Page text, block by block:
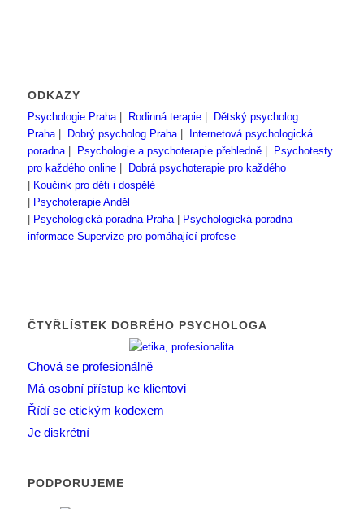
ODKAZY
Psychologie Praha| Rodinná terapie|
Dětský psycholog
Praha| Dobrý psycholog Praha|
Internetová psychologická
poradna| Psychologie a psychoterapie přehledně|
Psychotesty
pro každého online|
Dobrá psychoterapie pro každého
Koučink pro děti i dospělé
Psychoterapie Anděl
Psychologická poradna Praha|
Psychologická poradna -
informace Supervize pro pomáhající profese
ČTYŘLÍSTEK DOBRÉHO PSYCHOLOGA
Chová se profesionálně
Má osobní přístup ke klientovi
Řídí se etickým kodexem
Je diskrétní
PODPORUJEME